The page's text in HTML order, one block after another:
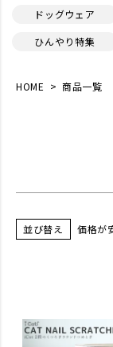
ドッグウェア
ひんやり特集
HOME 商品一覧
並び順
優先度順
並び替え 価格が